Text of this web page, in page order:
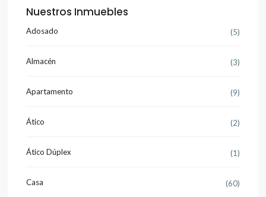
Nuestros Inmuebles
Adosado (5)
Almacén (3)
Apartamento (9)
Ático (2)
Ático Dúplex (1)
Casa (60)